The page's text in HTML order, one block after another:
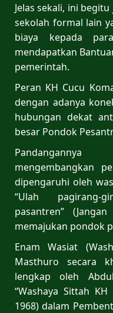
Jelas sekali, ini
sekolah formal lain
biaya kepada
mendapatkan
pemerintah.
Peran KH Cucu
dengan adanya
hubungan dekat
besar Pondok
mengembangkan
dipengaruhi oleh
“Ulah pagirang-
pasantren”
memajukan pondok
Enam Wasiat
Masthuro secara
lengkap oleh
“Washaya Sittah
1968) dalam